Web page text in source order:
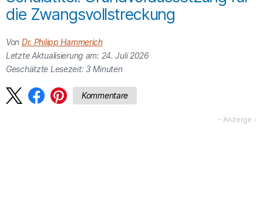
die Zwangsvollstreckung
Von Dr. Philipp Hammerich
Letzte Aktualisierung am: 24. Juli 2026
Geschätzte Lesezeit: 3 Minuten
Kommentare